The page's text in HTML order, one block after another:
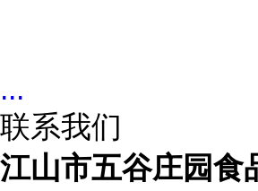
...
联系我们
江山市五谷庄园食